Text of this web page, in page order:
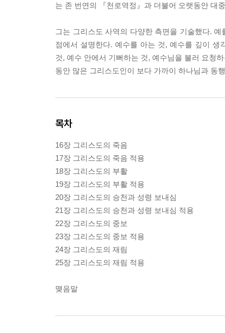
는 존 번연의 『천로역정』과 더불어 오랫동안 대
그는 그리스도 사역의 다양한 측면을 기술했다.
점에서 설명한다. 예수를 아는 것, 예수를 깊이
것, 예수 안에서 기뻐하는 것, 예수님을 불러 요청
동안 많은 그리스도인이 보다 가까이 하나님과 동
목차
16장 그리스도의 죽음
17장 그리스도의 죽음 적용
18장 그리스도의 부활
19장 그리스도의 부활 적용
20장 그리스도의 승천과 성령 보내심
21장 그리스도의 승천과 성령 보내심 적용
22장 그리스도의 중보
23장 그리스도의 중보 적용
24장 그리스도의 재림
25장 그리스도의 재림 적용
맺음말